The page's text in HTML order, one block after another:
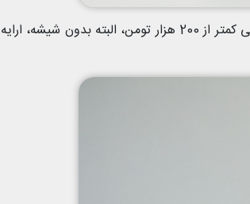
در آخر، چهارمین ویژگی این عینک ها ارزون قیمت بودن اونهاست که با قیمتی کمتر از 200 هزار تومن، البته بدون شیشه، ارایه